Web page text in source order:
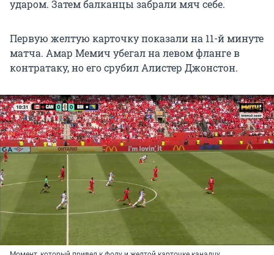
ударом. Затем балканцы забрали мяч себе.
Первую желтую карточку показали на 11-й минуте
матча. Амар Мемич убегал на левом фланге в
контратаку, но его срубил Алистер Джонстон.